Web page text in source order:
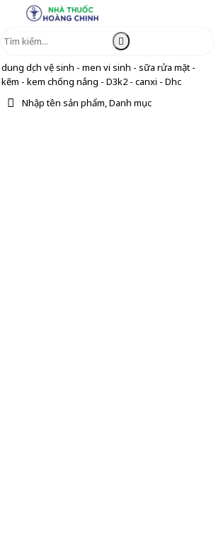
dung dịch vệ sinh - men vi sinh - sữa rửa mặt -
kẽm - kem chống nắng - D3k2 - canxi - Dhc
Nhập tên sản phẩm, Danh mục